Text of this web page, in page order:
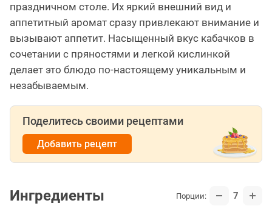
праздничном столе. Их яркий внешний вид и
аппетитный аромат сразу привлекают внимание и
вызывают аппетит. Насыщенный вкус кабачков в
сочетании с пряностями и легкой кислинкой
делает это блюдо по-настоящему уникальным и
незабываемым.
Поделитесь своими рецептами
Добавить рецепт
Ингредиенты Порции: 7